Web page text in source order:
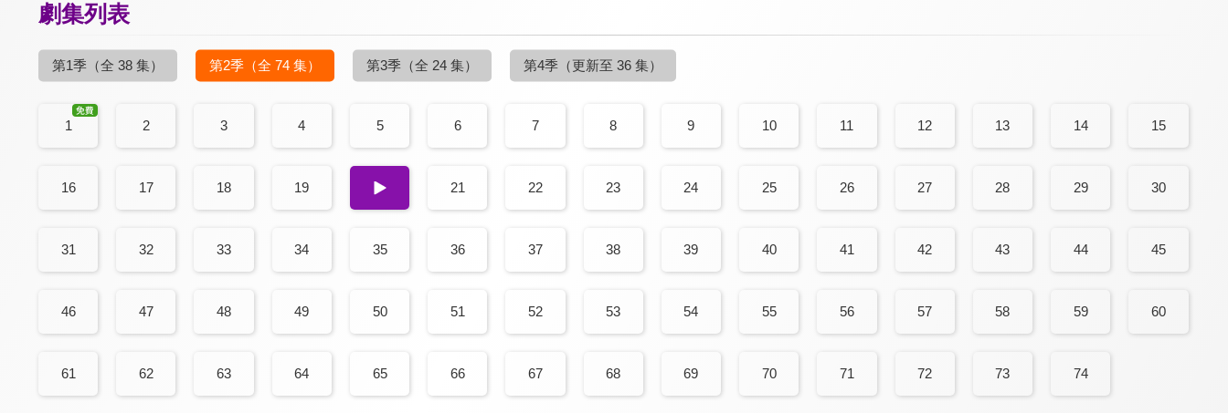
劇集列表
第1季 （全 38 集） 第2季 （全 74 集） 第3季 （全 24 集） 第4季 （更新至 36 集）
1 2 3 4 5 6 7 8 9 10 11 12 13 14 15
16 17 18 19 20 21 22 23 24 25 26 27 28 29 30
31 32 33 34 35 36 37 38 39 40 41 42 43 44 45
46 47 48 49 50 51 52 53 54 55 56 57 58 59 60
61 62 63 64 65 66 67 68 69 70 71 72 73 74